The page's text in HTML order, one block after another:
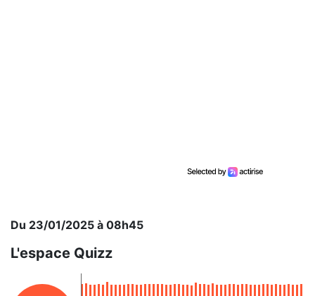
Du 23/01/2025 à 08h45
L'espace Quizz